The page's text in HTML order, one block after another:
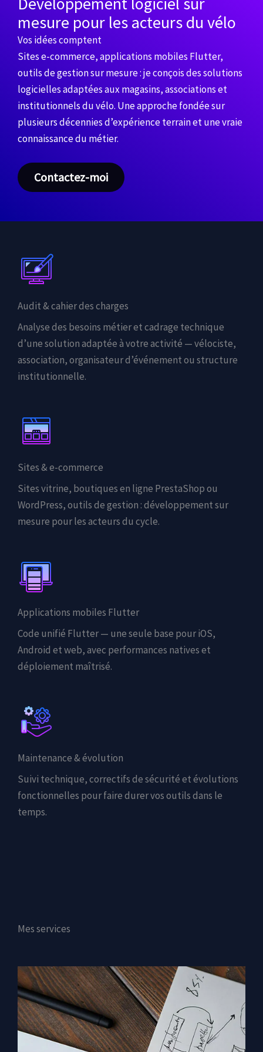
mesure pour les acteurs du vélo
Vos idées comptent
Sites e-commerce, applications mobiles Flutter,
outils de gestion sur mesure : je conçois des solutions
logicielles adaptées aux magasins, associations et
institutionnels du vélo. Une approche fondée sur
plusieurs décennies d’expérience terrain et une vraie
connaissance du métier.
Contactez-moi
Audit & cahier des charges
Analyse des besoins métier et cadrage technique
d’une solution adaptée à votre activité — vélociste,
association, organisateur d’événement ou structure
institutionnelle.
Sites & e-commerce
Sites vitrine, boutiques en ligne PrestaShop ou
WordPress, outils de gestion : développement sur
mesure pour les acteurs du cycle.
Applications mobiles Flutter
Code unifié Flutter — une seule base pour iOS,
Android et web, avec performances natives et
déploiement maîtrisé.
Maintenance & évolution
Suivi technique, correctifs de sécurité et évolutions
fonctionnelles pour faire durer vos outils dans le
temps.
Mes services